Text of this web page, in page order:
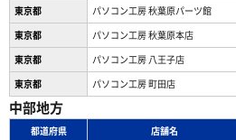
東京都
パソコン工房 秋葉原パーツ館
東京都
パソコン工房 秋葉原本店
東京都
パソコン工房 八王子店
東京都
パソコン工房 町田店
中部地方
都道府県 店舗名